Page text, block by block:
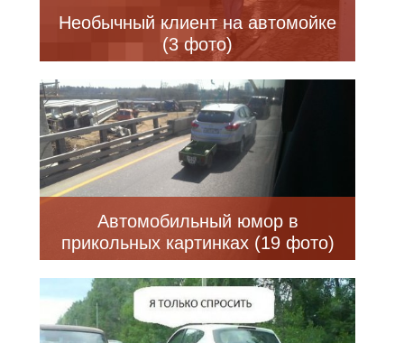
Необычный клиент на автомойке
(3 фото)
Автомобильный юмор в
прикольных картинках (19 фото)